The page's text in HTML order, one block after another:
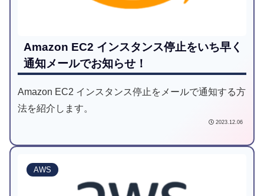
Amazon EC2 インスタンス停止をいち早く
通知メールでお知らせ！
Amazon EC2 インスタンス停止をメールで通知する方
法を紹介します。
2023.12.06
AWS